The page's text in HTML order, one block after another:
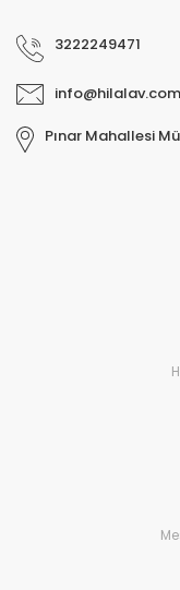
3222249471
Pınar Mahallesi